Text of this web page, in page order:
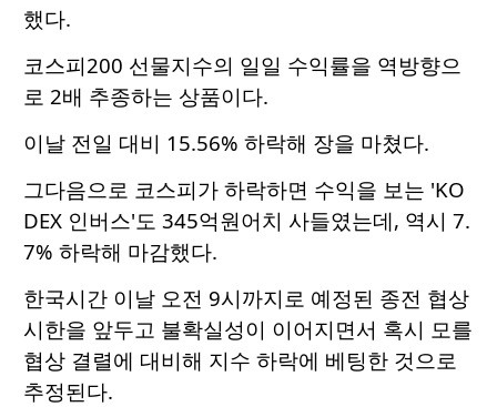
했다.
코스피200 선물지수의 일일 수익률을 역방향으
로 2배 추종하는 상품이다.
이날 전일 대비 15.56% 하락해 장을 마쳤다.
그다음으로 코스피가 하락하면 수익을 보는 'KO
DEX 인버스'도 345억원어치 사들였는데, 역시 7.
7% 하락해 마감했다.
한국시간 이날 오전 9시까지로 예정된 종전 협상
시한을 앞두고 불확실성이 이어지면서 혹시 모를
협상 결렬에 대비해 지수 하락에 베팅한 것으로
추정된다.